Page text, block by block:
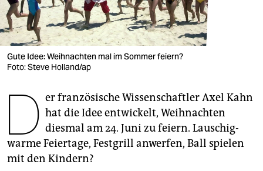
verlag
veranstaltungen
shop
unterstützen
abo
genossenschaft
Gute Idee: Weihnachten mal im Sommer feiern?
Foto: Steve Holland/ap
D er französische Wissenschaftler Axel Kahn
hat die Idee entwickelt, Weihnachten
diesmal am 24. Juni zu feiern. Lauschig-
warme Feiertage, Festgrill anwerfen, Ball spielen
mit den Kindern?